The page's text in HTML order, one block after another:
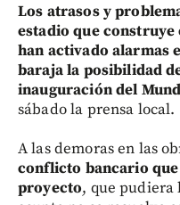
Los atrasos y
estadio que construye
han activado alarmas
baraja la posibilidad
inauguración del
sábado la prensa local.
A las demoras en las
conflicto bancario
proyecto, que pudiera